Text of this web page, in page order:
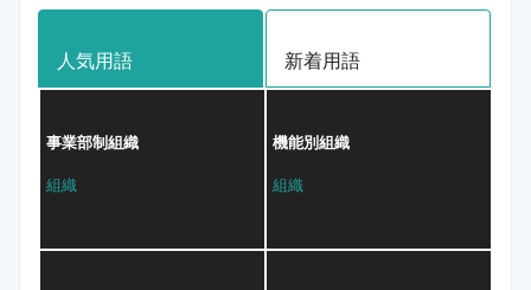
人気用語 新着用語
事業部制組織
組織
機能別組織
組織